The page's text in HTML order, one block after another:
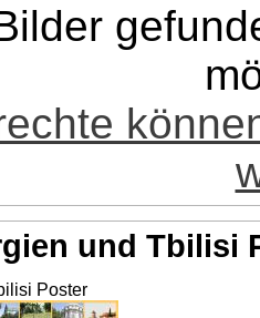
und Tbilisi
Poster